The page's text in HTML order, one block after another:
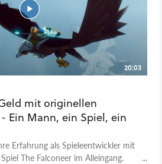
20:03
mit originellen
Ein Mann, ein Spiel, ein
Erfahrung als Spieleentwickler mit
The Falconeer im Alleingang.